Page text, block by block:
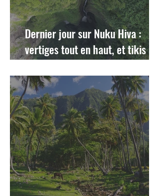
Dernier jour sur Nuku Hiva :
vertiges tout en haut, et tikis
tout en bas !